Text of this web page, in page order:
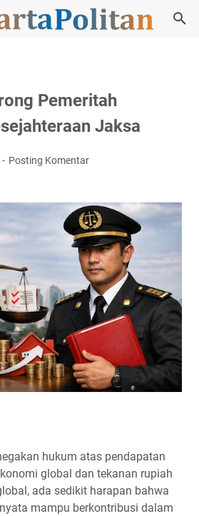
Pemeritah
Jaksa
Posting Komentar
hukum atas pendapatan
global dan tekanan rupiah
ada sedikit harapan bahwa
mampu berkontribusi dalam